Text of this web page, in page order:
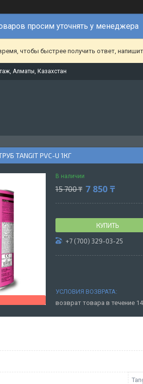
просим уточнять у менеджера
чтобы быстрее получить ответ,
Алматы, Казахстан
TANGIT PVC-U 1КГ
В наличии
15 700 ₸ 7 850 ₸
КУПИТЬ
+7 (700) 329-03-25
возврат товара в течение